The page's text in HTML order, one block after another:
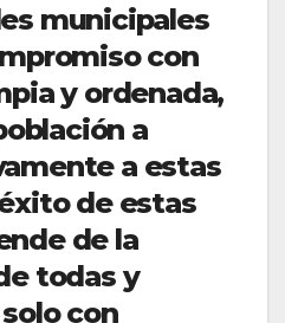
municipales
con
y ordenada,
a
a estas
de estas
de la
todas y
con